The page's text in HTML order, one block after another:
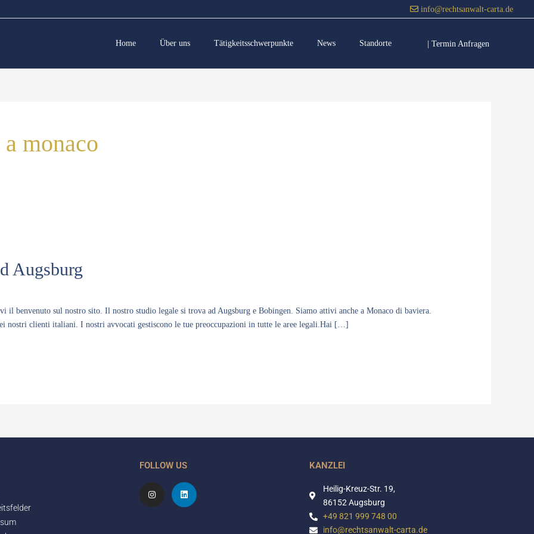
info@rechtsanwalt-carta.de
Home Über uns Tätigkeitsschwerpunkte News Standorte | Termin Anfragen
monaco
Augsburg
il benvenuto sul nostro sito. Il nostro studio legale si trova ad Augsburg e Bobingen. Siamo attivi anche a Monaco di baviera.
nostri clienti italiani. I nostri avvocati gestiscono le tue preoccupazioni in tutte le aree legali.Hai […]
FOLLOW US
n
L
i
KANZLEI
Heilig-Kreuz-Str. 19,
86152 Augsburg
+49 821 999 748 00
info@rechtsanwalt-carta.de